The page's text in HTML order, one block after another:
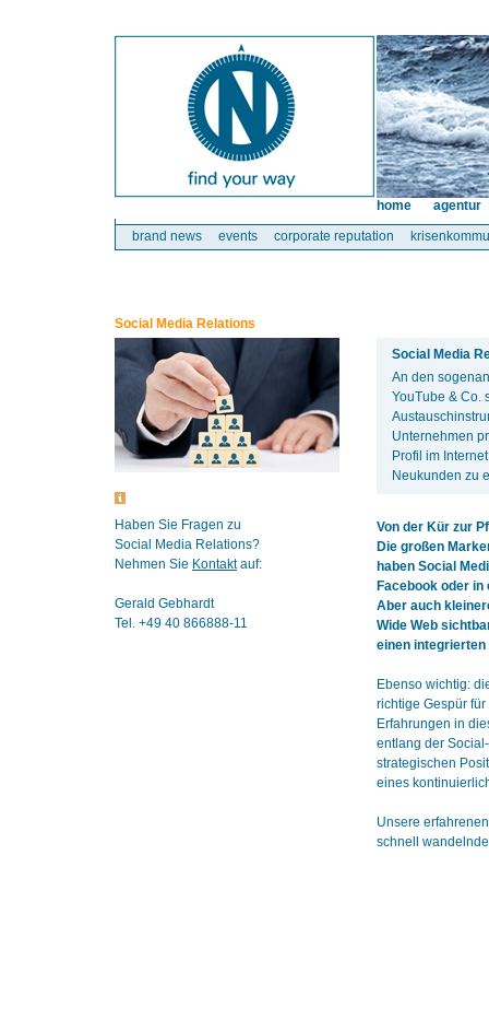
brand news events corporate reputation
home agentur
Social Media Relations
Haben Sie Fragen zu
Social Media Relations?
Nehmen Sie Kontaktauf:
Gerald Gebhardt
Tel. +49 40 866888-11
Social Media
An den
YouTube & Co.
Unternehmen
Profil im
Neukunden zu
Von der Kür zur
Die großen
haben Social
Facebook oder
Aber auch
Wide Web
einen
Ebenso wichtig:
richtige Gespür
Erfahrungen in
entlang der
strategischen
eines
Unsere
schnell